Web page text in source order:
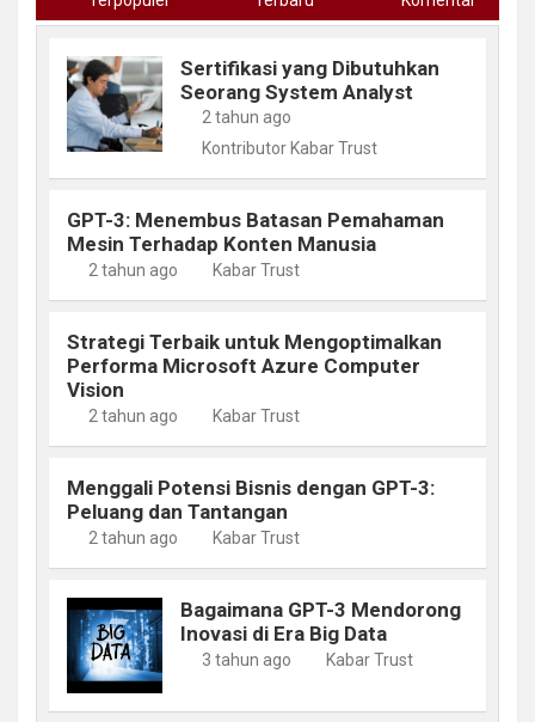
Sertifikasi yang Dibutuhkan
Seorang System Analyst
2 tahun ago
Kontributor Kabar Trust
GPT-3: Menembus Batasan Pemahaman
Mesin Terhadap Konten Manusia
2 tahun ago Kabar Trust
Strategi Terbaik untuk Mengoptimalkan
Performa Microsoft Azure Computer
Vision
2 tahun ago Kabar Trust
Menggali Potensi Bisnis dengan GPT-3:
Peluang dan Tantangan
2 tahun ago Kabar Trust
Bagaimana GPT-3 Mendorong
Inovasi di Era Big Data
3 tahun ago Kabar Trust